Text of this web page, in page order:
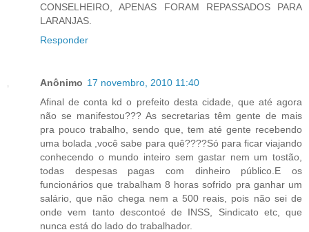
CONSELHEIRO, APENAS FORAM REPASSADOS PARA
LARANJAS.
Responder
Anônimo 17 novembro, 2010 11:40
Afinal de conta kd o prefeito desta cidade, que até agora
não se manifestou??? As secretarias têm gente de mais
pra pouco trabalho, sendo que, tem até gente recebendo
uma bolada ,você sabe para quê????Só para ficar viajando
conhecendo o mundo inteiro sem gastar nem um tostão,
todas despesas pagas com dinheiro público.E os
funcionários que trabalham 8 horas sofrido pra ganhar um
salário, que não chega nem a 500 reais, pois não sei de
onde vem tanto descontoé de INSS, Sindicato etc, que
nunca está do lado do trabalhador.